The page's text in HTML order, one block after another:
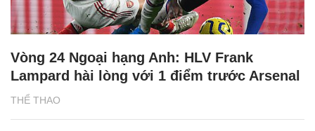
THỂ THAO
Vòng 24 Ngoại hạng Anh: HLV Frank
Lampard hài lòng với 1 điểm trước Arsenal